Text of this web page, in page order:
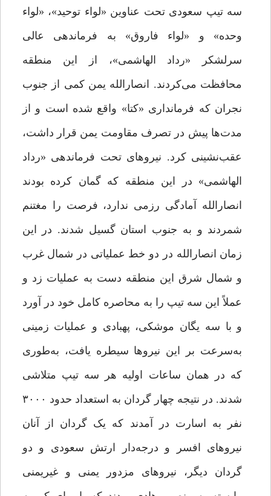
سه تیپ سعودی تحت عناوین «لواء توحید»، «لواء
وحده» و «لواء فاروق» به فرماندهی عالی
سرلشکر «رداد الهاشمی»، از این منطقه
محافظت می‌کردند. انصارالله یمن کمی از جنوب
نجران که فرمانداری «کتا» واقع شده است و از
مدت‌ها پیش در تصرف مقاومت یمن قرار داشت،
عقب‌نشینی کرد. نیروهای تحت فرماندهی «رداد
الهاشمی» در این منطقه که گمان کرده بودند
انصارالله آمادگی رزمی ندارد، فرصت را مغتنم
شمردند و به جنوب استان گسیل ‌شدند. در این
زمان انصارالله در دو خط عملیاتی در شمال غرب
و شمال شرق این منطقه دست به عملیات زد و
عملاً این سه تیپ را به محاصره کامل خود در ‌آورد
و با سه یگان موشکی، پهبادی و عملیات زمینی
به‌سرعت بر این نیروها سیطره یافت، به‌طوری
که در همان ساعات اولیه هر سه تیپ متلاشی
‌شدند. در نتیجه چهار گردان به استعداد حدود ۳۰۰۰
نفر به اسارت در ‌آمدند که یک گردان از آنان
نیروهای افسر و درجه‌دار ارتش سعودی و دو
گردان دیگر، نیروهای مزدور یمنی و غیریمنی